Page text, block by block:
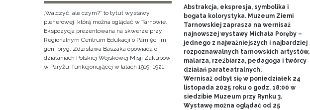
„Walczyć, ale czym?” to tytuł wystawy
plenerowej, którą można oglądać w Tarnowie.
Ekspozycja prezentowana na skwerze przy
Regionalnym Centrum Edukacji o Pamięci im.
gen. bryg. Zdzisława Baszaka opowiada o
działaniach Polskiej Wojskowej Misji Zakupów
w Paryżu, funkcjonującej w latach 1919–1921.
Abstrakcja, ekspresja, symbolika i
bogata kolorystyka. Muzeum Ziemi
Tarnowskiej zaprasza na wernisaż
najnowszej wystawy Michała Poręby –
jednego z najważniejszych i najbardziej
rozpoznawalnych tarnowskich artystów,
malarza, rzeźbiarza, pedagoga i twórcy
działań parateatralnych.
Wernisaż odbył się w poniedziałek 24
listopada 2025 roku o godz. 18:00 w
siedzibie Muzeum przy Rynku 3.
Wystawę można oglądać od 25